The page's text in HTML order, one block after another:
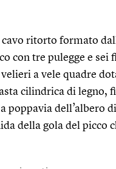
ritorto formato
con tre pulegge e sei
a vele quadre
cilindrica di legno,
poppavia dell’albero
della gola del picco